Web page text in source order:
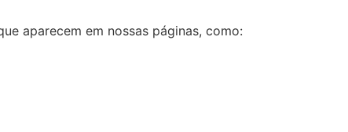
aparecem em nossas páginas, como: